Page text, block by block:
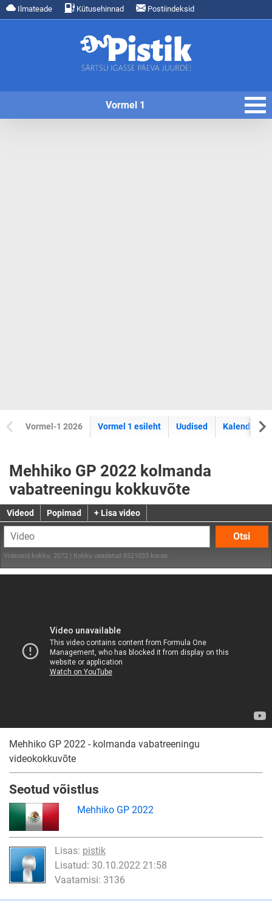
Ilmateade Kütusehinnad Postiindeksid
Vormel 1
Vormel-1 2026 Vormel 1 esileht Uudised Kalender
Mehhiko GP 2022 kolmanda
vabatreeningu kokkuvõte
Videod Popimad + Lisa video
Otsi
Videosid kokku: 2072 | Kokku vaadatud 8521033 korda
Mehhiko GP 2022 - kolmanda vabatreeningu
videokokkuvõte
Seotud võistlus
Mehhiko GP 2022
Lisas: pistik
Lisatud: 30.10.2022 21:58
Vaatamisi: 3136